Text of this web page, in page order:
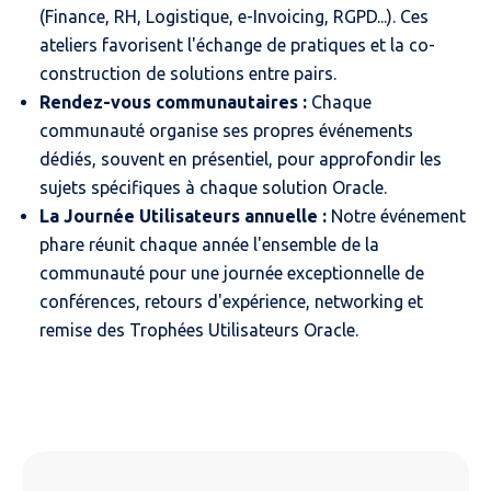
(Finance, RH, Logistique, e-Invoicing, RGPD...). Ces
ateliers favorisent l'échange de pratiques et la co-
construction de solutions entre pairs.
Rendez-vous communautaires : Chaque
communauté organise ses propres événements
dédiés, souvent en présentiel, pour approfondir les
sujets spécifiques à chaque solution Oracle.
La Journée Utilisateurs annuelle : Notre événement
phare réunit chaque année l'ensemble de la
communauté pour une journée exceptionnelle de
conférences, retours d'expérience, networking et
remise des Trophées Utilisateurs Oracle.